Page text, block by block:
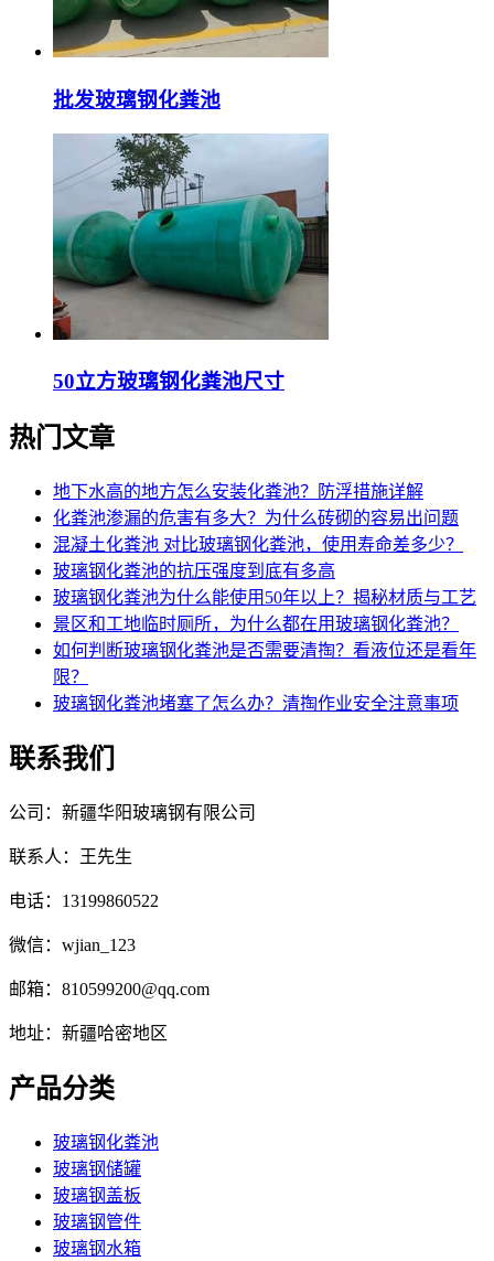
批发玻璃钢化粪池
50立方玻璃钢化粪池尺寸
热门文章
地下水高的地方怎么安装化粪池？防浮措施详解
化粪池渗漏的危害有多大？为什么砖砌的容易出问题
混凝土化粪池 对比玻璃钢化粪池，使用寿命差多少？
玻璃钢化粪池的抗压强度到底有多高
玻璃钢化粪池为什么能使用50年以上？揭秘材质与工艺
景区和工地临时厕所，为什么都在用玻璃钢化粪池？
如何判断玻璃钢化粪池是否需要清掏？看液位还是看年
限？
玻璃钢化粪池堵塞了怎么办？清掏作业安全注意事项
联系我们
公司：新疆华阳玻璃钢有限公司
联系人：王先生
电话：13199860522
微信：wjian_123
邮箱：810599200@qq.com
地址：新疆哈密地区
产品分类
玻璃钢化粪池
玻璃钢储罐
玻璃钢盖板
玻璃钢管件
玻璃钢水箱